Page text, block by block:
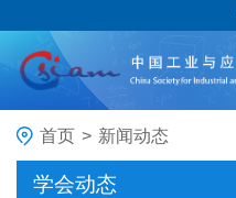
首页 > 新闻动态
学会动态